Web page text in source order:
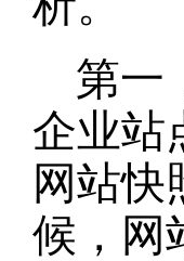
第一
企业站
网站快
候，网